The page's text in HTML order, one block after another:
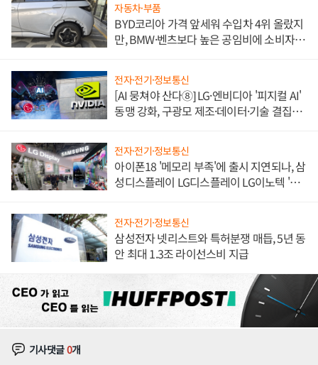
자동차·부품
BYD코리아 가격 앞세워 수입차 4위 올랐지
만, BMW·벤츠보다 높은 공임비에 소비자
전자·전기·정보통신
[AI 뭉쳐야 산다⑧] LG·엔비디아 '피지컬 AI'
동맹 강화, 구광모 제조·데이터·기술 결집
전자·전기·정보통신
아이폰18 '메모리 부족'에 출시 지연되나, 삼
성디스플레이 LG디스플레이 LG이노텍 '탈
전자·전기·정보통신
삼성전자 넷리스트와 특허분쟁 매듭, 5년 동
안 최대 1.3조 라이선스비 지급
기사댓글0개